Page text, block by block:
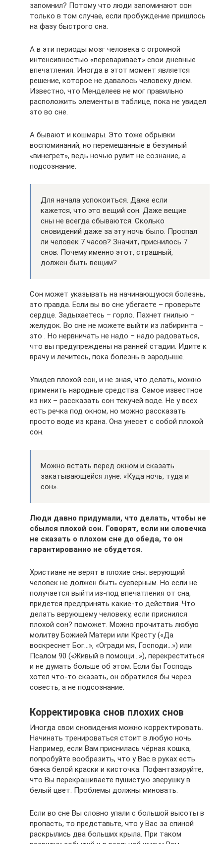
запомнил? Потому что люди запоминают сон
только в том случае, если пробуждение пришлось
на фазу быстрого сна.
А в эти периоды мозг человека с огромной
интенсивностью «переваривает» свои дневные
впечатления. Иногда в этот момент является
решение, которое не давалось человеку днем.
Известно, что Менделеев не мог правильно
расположить элементы в таблице, пока не увидел
это во сне.
А бывают и кошмары. Это тоже обрывки
воспоминаний, но перемешанные в безумный
«винегрет», ведь ночью рулит не сознание, а
подсознание.
Для начала успокоиться. Даже если
кажется, что это вещий сон. Даже вещие
сны не всегда сбываются. Сколько
сновидений даже за эту ночь было. Проспал
ли человек 7 часов? Значит, приснилось 7
снов. Почему именно этот, страшный,
должен быть вещим?
Сон может указывать на начинающуюся болезнь,
это правда. Если вы во сне убегаете – проверьте
сердце. Задыхаетесь – горло. Пахнет гнилью –
желудок. Во сне не можете выйти из лабиринта –
это . Но нервничать не надо – надо радоваться,
что вы предупреждены на ранней стадии. Идите к
врачу и лечитесь, пока болезнь в зародыше.
Увидев плохой сон, и не зная, что делать, можно
применить народные средства. Самое известное
из них – рассказать сон текучей воде. Не у всех
есть речка под окном, но можно рассказать
просто воде из крана. Она унесет с собой плохой
сон.
Можно встать перед окном и сказать
закатывающейся луне: «Куда ночь, туда и
сон».
Люди давно придумали, что делать, чтобы не
сбылся плохой сон. Говорят, если ни словечка
не сказать о плохом сне до обеда, то он
гарантированно не сбудется.
Христиане не верят в плохие сны: верующий
человек не должен быть суеверным. Но если не
получается выйти из-под впечатления от сна,
придется предпринять какие-то действия. Что
делать верующему человеку, если приснился
плохой сон? поможет. Можно прочитать любую
молитву Божией Матери или Кресту («Да
воскреснет Бог…», «Огради мя, Господи…») или
Псалом 90 («Живый в помощи…»), перекреститься
и не думать больше об этом. Если бы Господь
хотел что-то сказать, он обратился бы через
совесть, а не подсознание.
Корректировка снов плохих снов
Иногда свои сновидения можно корректировать.
Начинать тренироваться стоит в любую ночь.
Например, если Вам приснилась чёрная кошка,
попробуйте вообразить, что у Вас в руках есть
банка белой краски и кисточка. Пофантазируйте,
что Вы перекрашиваете пушистую зверушку в
белый цвет. Проблемы должны миновать.
Если во сне Вы словно упали с большой высоты в
пропасть, то представьте, что у Вас за спиной
раскрылись два больших крыла. При таком